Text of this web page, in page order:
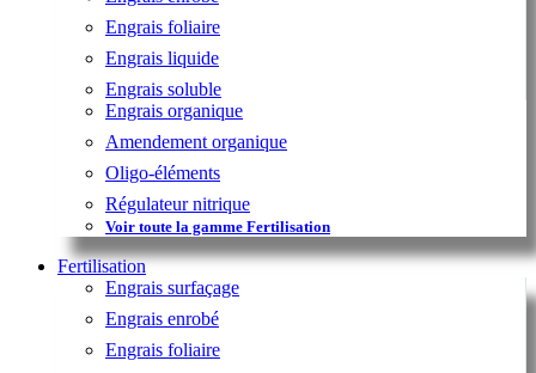
Engrais foliaire
Engrais liquide
Engrais soluble
Engrais organique
Amendement organique
Oligo-éléments
Régulateur nitrique
Voir toute la gamme Fertilisation
Fertilisation
Engrais surfaçage
Engrais enrobé
Engrais foliaire